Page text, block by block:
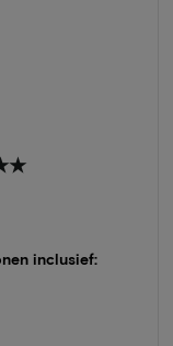
inclusief: